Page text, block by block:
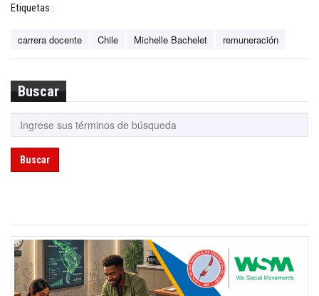
Etiquetas :
carrera docente Chile Michelle Bachelet remuneración
Buscar
Buscar